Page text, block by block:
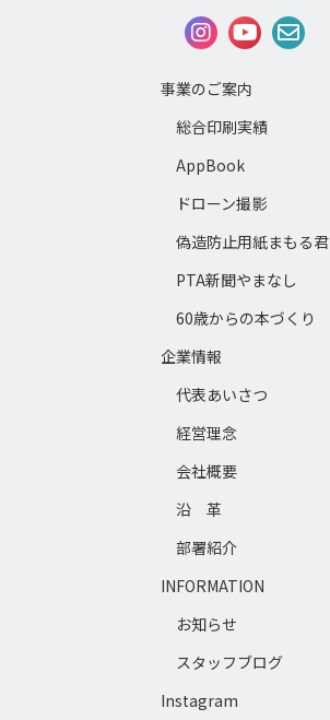
事業のご案内
総合印刷実績
AppBook
ドローン撮影
偽造防止用紙まもる君
PTA新聞やまなし
60歳からの本づくり
企業情報
代表あいさつ
経営理念
会社概要
沿 革
部署紹介
INFORMATION
お知らせ
スタッフブログ
Instagram